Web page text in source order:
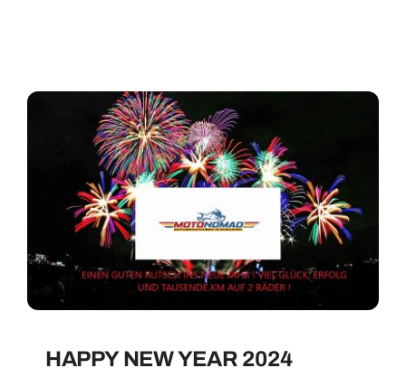
HAPPY NEW YEAR 2024